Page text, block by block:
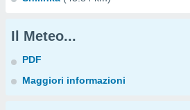
Il Meteo...
PDF
Maggiori informazioni